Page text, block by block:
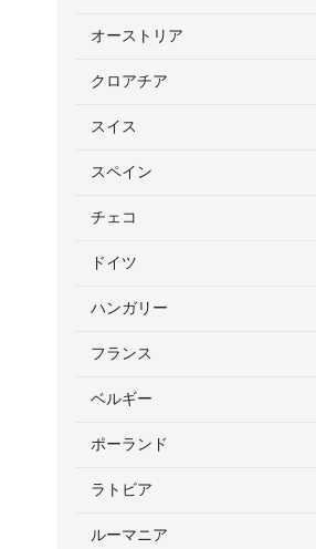
オーストリア
クロアチア
スイス
スペイン
チェコ
ドイツ
ハンガリー
フランス
ベルギー
ポーランド
ラトビア
ルーマニア